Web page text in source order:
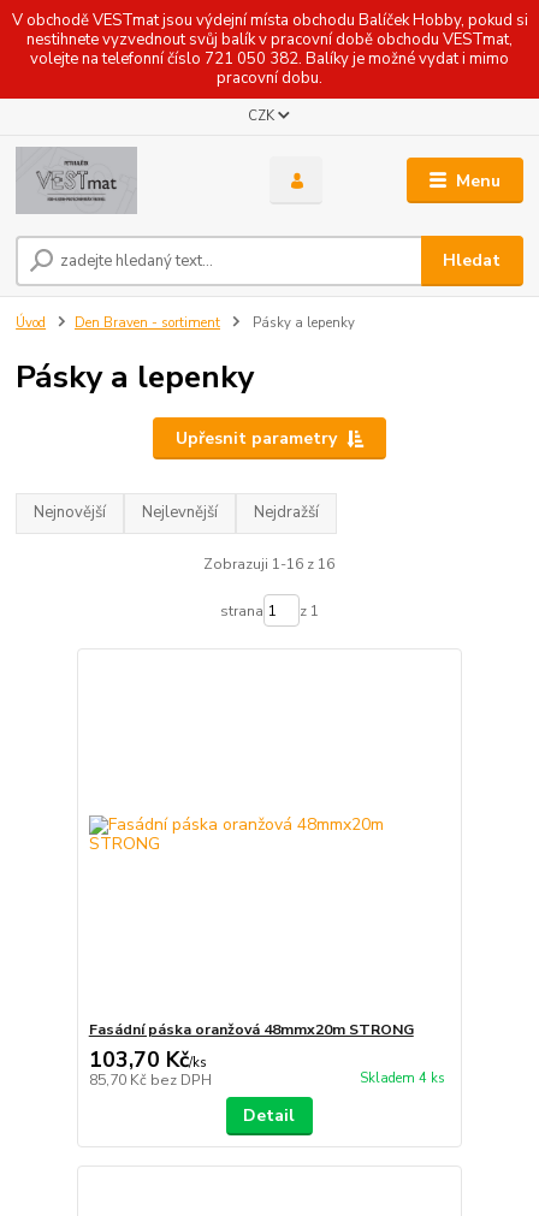
V obchodě VESTmat jsou výdejní místa obchodu Balíček Hobby, pokud si
nestihnete vyzvednout svůj balík v pracovní době obchodu VESTmat,
volejte na telefonní číslo 721 050 382. Balíky je možné vydat i mimo
pracovní dobu.
Menu
CZK
Hledat
Úvod Den Braven - sortiment Pásky a lepenky
Pásky a lepenky
Upřesnit parametry
Nejnovější Nejlevnější Nejdražší
Zobrazuji 1-16 z 16
strana z 1
Fasádní páska oranžová 48mmx20m STRONG
103,70 Kč/ks
85,70 Kč bez DPH Skladem 4 ks
Detail